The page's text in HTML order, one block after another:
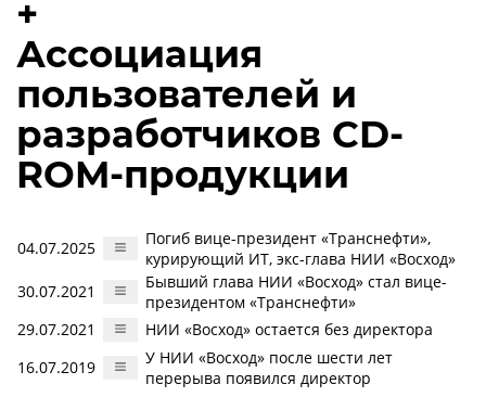
+
Ассоциация
пользователей и
разработчиков CD-
ROM-продукции
04.07.2025
Погиб вице-президент «Транснефти»,
курирующий ИТ, экс-глава НИИ «Восход»
30.07.2021
Бывший глава НИИ «Восход» стал вице-
президентом «Транснефти»
29.07.2021
НИИ «Восход» остается без директора
16.07.2019
У НИИ «Восход» после шести лет
перерыва появился директор